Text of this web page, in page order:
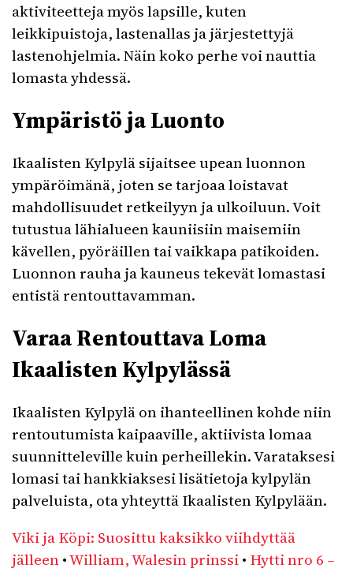
aktiviteetteja myös lapsille, kuten
leikkipuistoja, lastenallas ja järjestettyjä
lastenohjelmia. Näin koko perhe voi nauttia
lomasta yhdessä.
Ympäristö ja Luonto
Ikaalisten Kylpylä sijaitsee upean luonnon
ympäröimänä, joten se tarjoaa loistavat
mahdollisuudet retkeilyyn ja ulkoiluun. Voit
tutustua lähialueen kauniisiin maisemiin
kävellen, pyöräillen tai vaikkapa patikoiden.
Luonnon rauha ja kauneus tekevät lomastasi
entistä rentouttavamman.
Varaa Rentouttava Loma
Ikaalisten Kylpylässä
Ikaalisten Kylpylä on ihanteellinen kohde niin
rentoutumista kaipaaville, aktiivista lomaa
suunnitteleville kuin perheillekin. Varataksesi
lomasi tai hankkiaksesi lisätietoja kylpylän
palveluista, ota yhteyttä Ikaalisten Kylpylään.
Viki ja Köpi: Suosittu kaksikko viihdyttää
jälleen•William, Walesin prinssi• Hytti nro 6 –